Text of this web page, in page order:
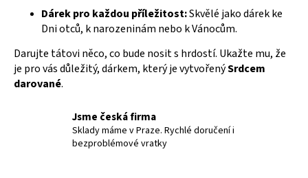
k
y
ý
p
u
Dárek pro každou příležitost:Skvělé jako dárek ke
Dni otců, k narozeninám nebo k Vánocům.
Darujte tátovi něco, co bude nosit s hrdostí. Ukažte mu, že
je pro vás důležitý, dárkem, který je vytvořenýSrdcem
darované.
Jsme česká firma
Sklady máme v Praze. Rychlé doručení i
bezproblémové vratky